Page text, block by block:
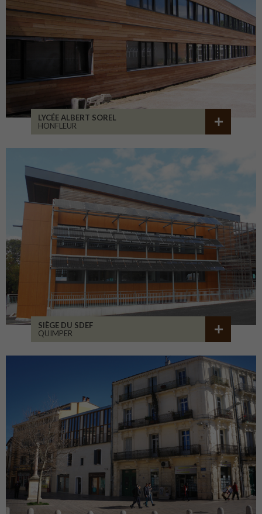
LYCÉE ALBERT SOREL
HONFLEUR
SIÈGE DU SDEF
QUIMPER